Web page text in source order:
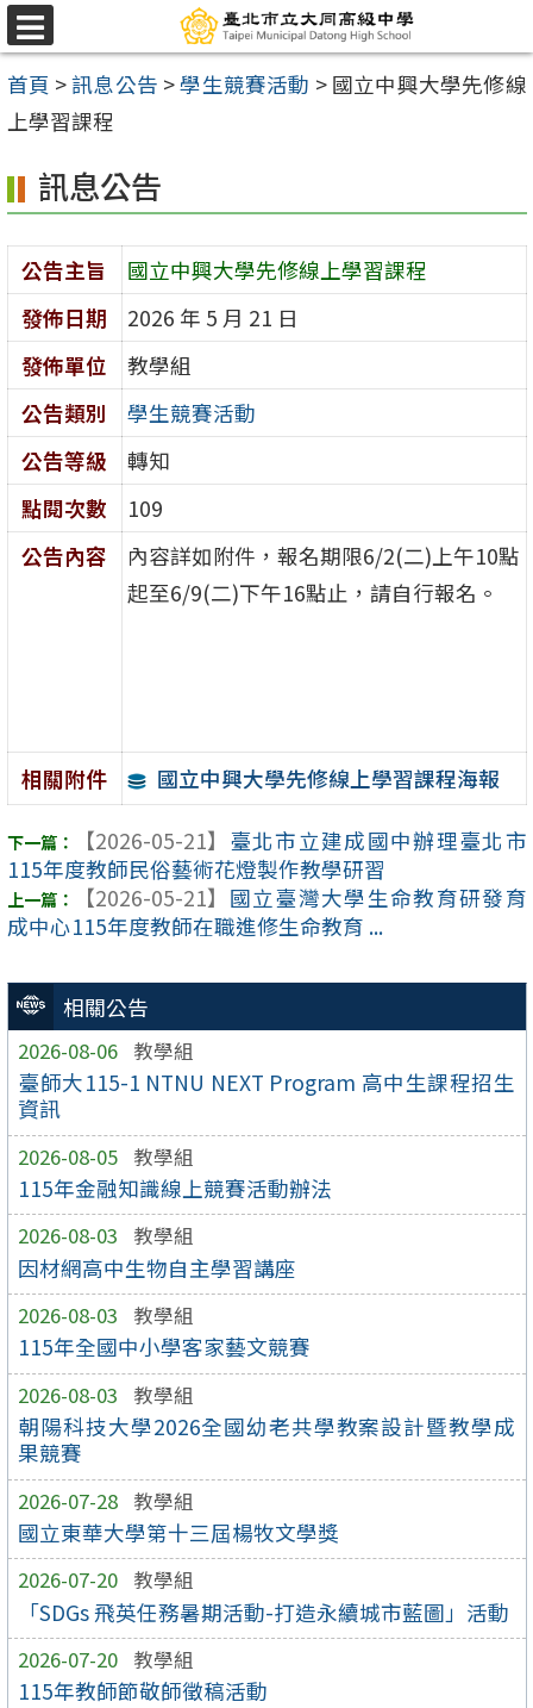
跳
至
主
要
容
區
選
單
首頁 >訊息公告 >學生競賽活動 > 國立中興大學先修線
上學習課程
相關公告
2026-08-06 教學組
臺師大115-1 NTNU NEXT Program 高中生課程招生
資訊
2026-08-05 教學組
115年金融知識線上競賽活動辦法
2026-08-03 教學組
因材網高中生物自主學習講座
2026-08-03 教學組
115年全國中小學客家藝文競賽
2026-08-03 教學組
朝陽科技大學2026全國幼老共學教案設計暨教學成
果競賽
2026-07-28 教學組
國立東華大學第十三屆楊牧文學獎
2026-07-20 教學組
「SDGs 飛英任務暑期活動-打造永續城市藍圖」活動
2026-07-20 教學組
115年教師節敬師徵稿活動
訊息公告
公告主旨
國立中興大學先修線上學習課程
發佈日期
2026 年 5 月 21 日
發佈單位
教學組
公告類別
學生競賽活動
公告等級
轉知
點閱次數
109
公告內容
內容詳如附件，報名期限6/2(二)上午10點
起至6/9(二)下午16點止，請自行報名。
相關附件 國立中興大學先修線上學習課程海報
【2026-05-21】 臺北市立建成國中辦理臺北市
115年度教師民俗藝術花燈製作教學研習
【2026-05-21】 國立臺灣大學生命教育研發育
成中心115年度教師在職進修生命教育 ...